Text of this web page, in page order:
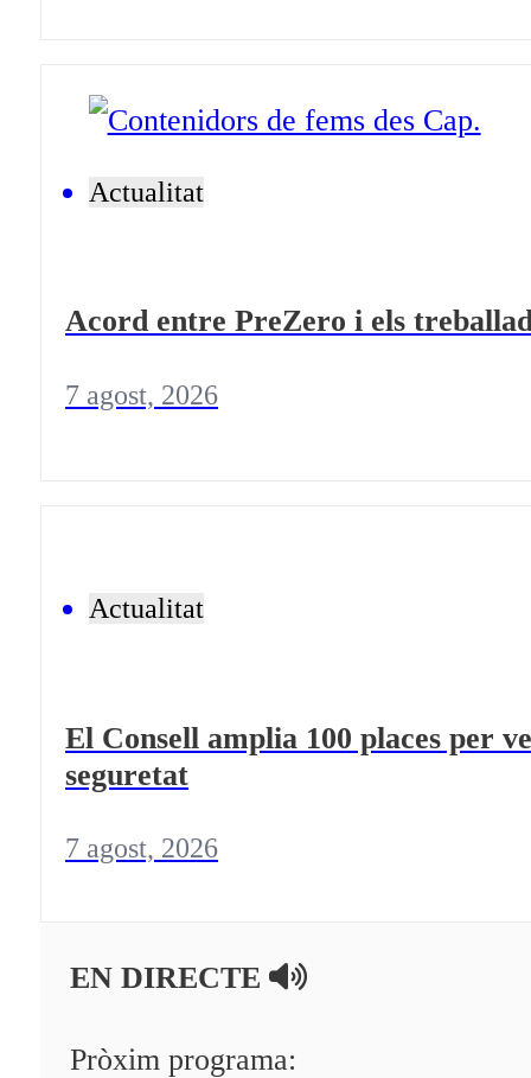
Actualitat
Acord entre PreZero i els
7 agost, 2026
Actualitat
El Consell amplia 100 places per
seguretat
7 agost, 2026
EN DIRECTE
Pròxim programa: